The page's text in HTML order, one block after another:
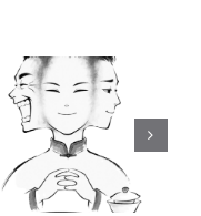
คำสแลง “อยู่เป็น”
/ 死马当做活马医
ทำเต็มที่เผื่อจะมี
ปาฏิหาริย์ / 聪明
反被聪明误 คน
ฉลาดมักตกเป็น